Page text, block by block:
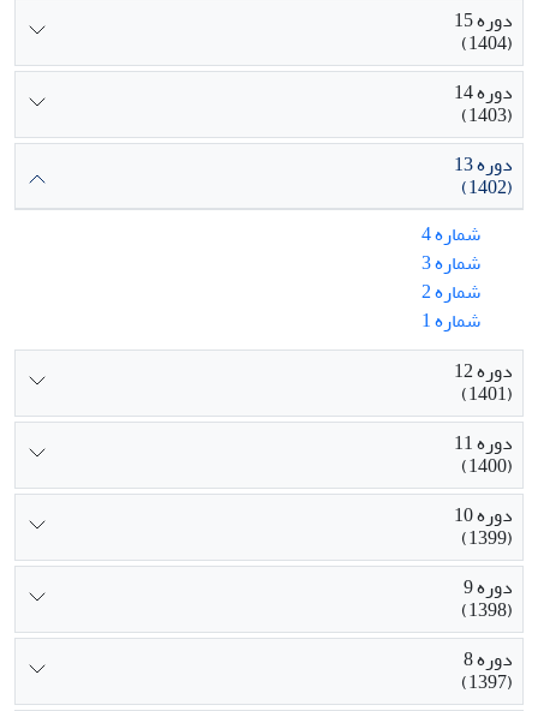
دوره 15
(1404)
دوره 14
(1403)
دوره 13
(1402)
شماره 4
شماره 3
شماره 2
شماره 1
دوره 12
(1401)
دوره 11
(1400)
دوره 10
(1399)
دوره 9
(1398)
دوره 8
(1397)